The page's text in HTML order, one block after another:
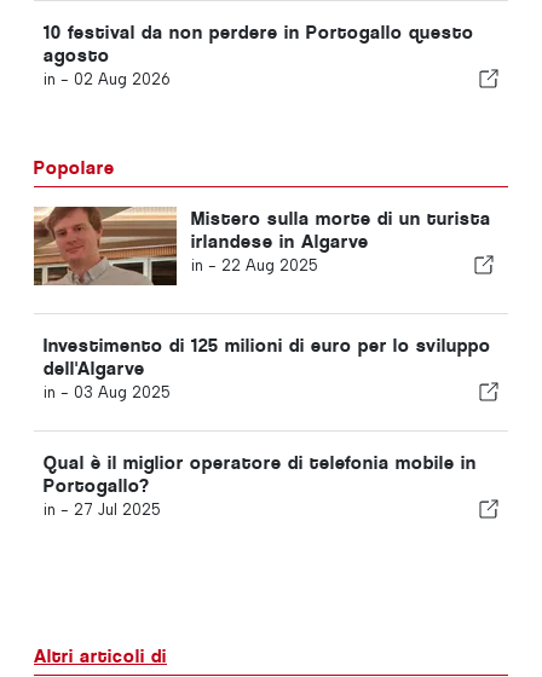
10 festival da non perdere in Portogallo questo
agosto
in - 02 Aug 2026
Popolare
Mistero sulla morte di un turista
irlandese in Algarve
in - 22 Aug 2025
Investimento di 125 milioni di euro per lo sviluppo
dell'Algarve
in - 03 Aug 2025
Qual è il miglior operatore di telefonia mobile in
Portogallo?
in - 27 Jul 2025
Altri articoli di